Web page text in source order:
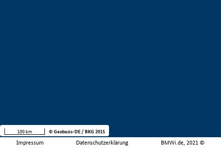
Impressum Datenschutzerklärung BMWi.de, 2021 ©
100 km © Geobasis-DE / BKG 2015